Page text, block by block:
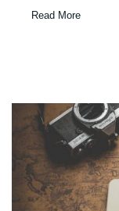
Read More